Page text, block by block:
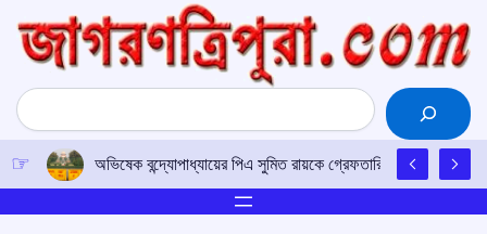
content
Search
অভিষেক বন্দ্যোপাধ্যায়ের পিএ সুমিত রায়কে গ্রেফতারিতে অন্তর্বর্তী